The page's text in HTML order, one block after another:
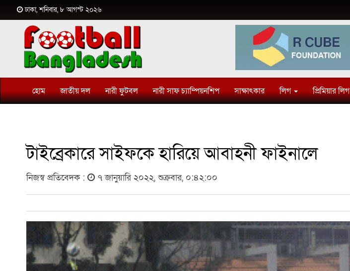
ঢাকা, শনিবার, ৮ আগস্ট ২০২৬
হোম জাতীয় দল নারী ফুটবল নারী সাফ চ্যাম্পিয়নশিপ সাক্ষাৎকার লিগ প্রিমিয়ার লিগ
টাইব্রেকারে সাইফকে হারিয়ে আবাহনী ফাইনালে
নিজস্ব প্রতিবেদক : ৭ জানুয়ারি ২০২২, শুক্রবার, ০:৪২:০০